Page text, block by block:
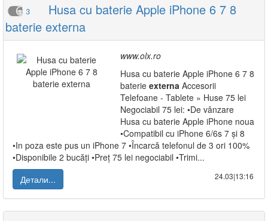
3
Husa cu baterie Apple iPhone 6 7 8
baterie externa
www.olx.ro
Husa cu baterie Apple iPhone 6 7 8
baterie externa Accesorii
Telefoane - Tablete » Huse 75 lei
Negociabil 75 lei: •De vânzare
Husa cu baterie Apple iPhone noua
•Compatibil cu iPhone 6/6s 7 și 8
•In poza este pus un iPhone 7 •Încarcă telefonul de 3 ori 100%
•Disponibile 2 bucăți •Preț 75 lei negociabil •Trimi...
Детали...
24.03|13:16